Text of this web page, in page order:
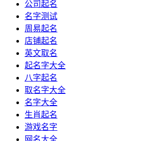
公司起名
名字测试
周易起名
店铺起名
英文取名
起名字大全
八字起名
取名字大全
名字大全
生肖起名
游戏名字